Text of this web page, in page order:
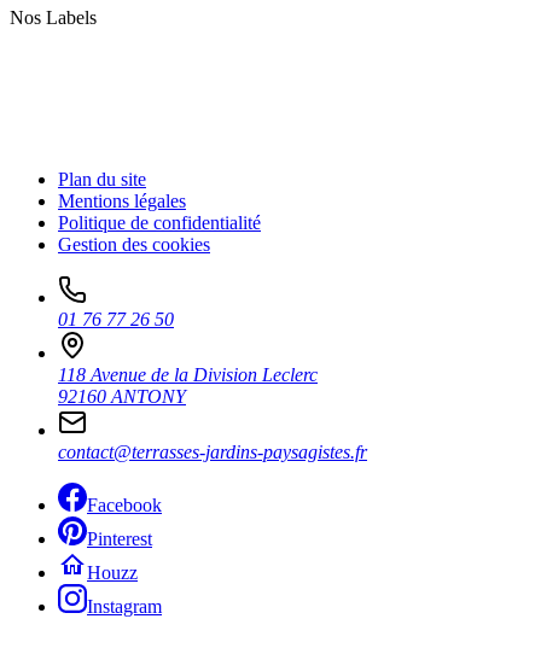
Nos Labels
Plan du site
Mentions légales
Politique de confidentialité
Gestion des cookies
01 76 77 26 50
118 Avenue de la Division Leclerc
92160 ANTONY
contact@terrasses-jardins-paysagistes.fr
Facebook
Pinterest
Houzz
Instagram